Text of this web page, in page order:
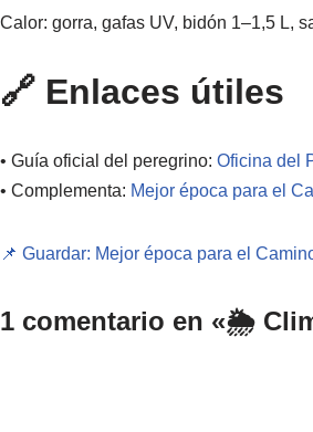
Calor: gorra, gafas UV, bidón 1–1,5 L,
🔗 Enlaces útiles
• Guía oficial del peregrino: Oficina del
• Complementa: Mejor época para el
📌 Guardar: Mejor época para el
1 comentario en «🌦️